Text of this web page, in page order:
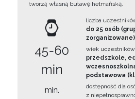
tworzą własną buławę hetmańską.
45-60
min
min.
liczba
do 25 osób
zorganizowane)
wiek uczestników
przedszkole,
podstawowa
dostępność dla
z